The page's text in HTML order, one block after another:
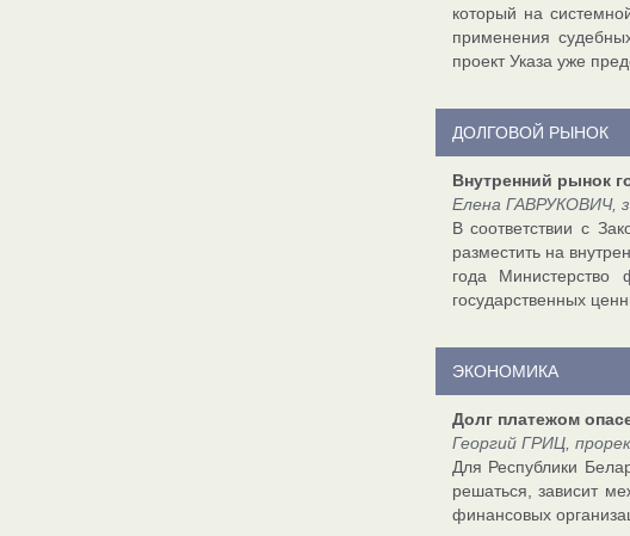
который на
применения
проект Указа уже
ДОЛГОВОЙ РЫНОК
Внутренний рынок
Елена ГАВРУКОВИЧ,
В соответствии с
разместить на
года
государственных
ЭКОНОМИКА
Долг платежом
Георгий ГРИЦ,
Для Республики
решаться, зависит
финансовых